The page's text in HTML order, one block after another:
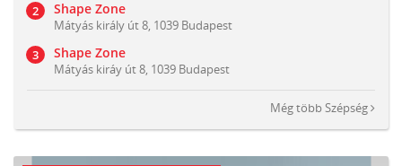
Shape Zone
Mátyás király út 8, 1039 Budapest
Shape Zone
Mátyás kiráy út 8, 1039 Budapest
Még többSzépség